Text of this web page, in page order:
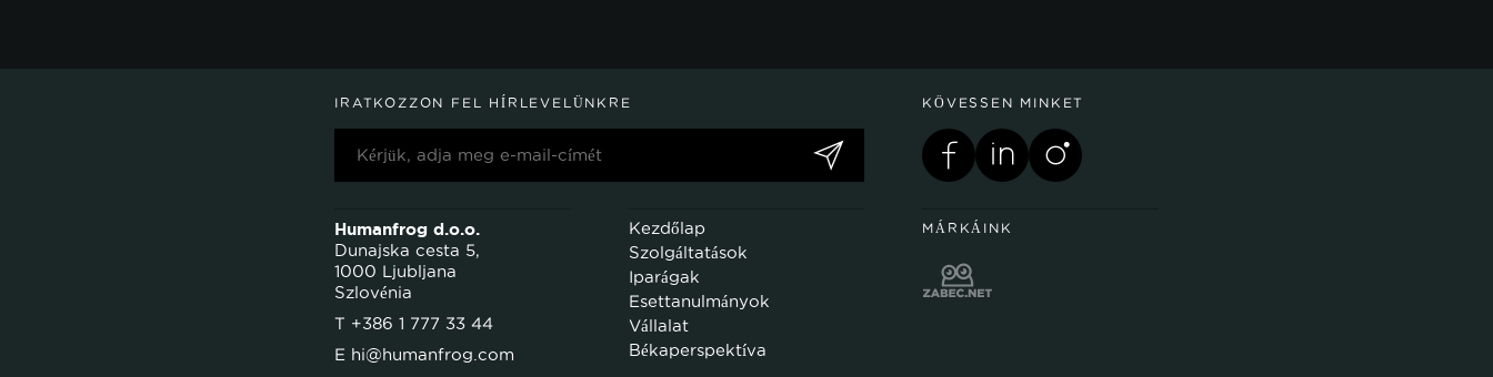
IRATKOZZON FEL HÍRLEVELÜNKRE KÖVESSEN MINKET
Humanfrog d.o.o.
Dunajska cesta 5,
1000 Ljubljana
Szlovénia
T +386 1 777 33 44
E hi@humanfrog.com
Kezdőlap
Szolgáltatások
Iparágak
Esettanulmányok
Vállalat
Békaperspektíva
MÁRKÁINK